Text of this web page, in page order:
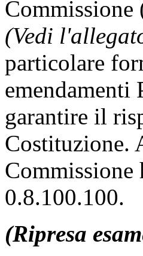
Commissione
(Vedi
particolare
emendamenti
garantire il
Costituzione.
Commissione
0.8.100.100.
(Ripresa